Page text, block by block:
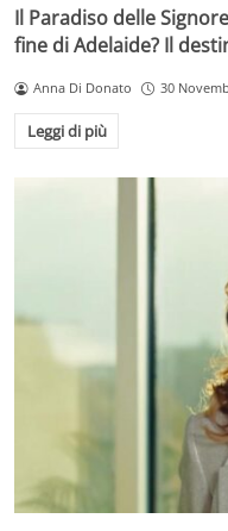
Il Paradiso delle
fine di Adelaide? Il
Anna Di Donato 30
Leggi di più